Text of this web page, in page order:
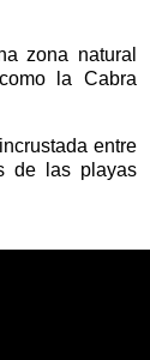
zona natural
la Cabra
entre
de las playas